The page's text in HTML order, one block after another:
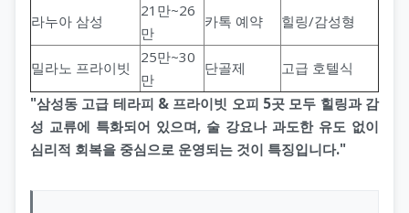
라누아 삼성
21만~26
만
카톡 예약 힐링/감성형
밀라노 프라이빗
25만~30
만
단골제
고급 호텔식
"삼성동 고급 테라피 & 프라이빗 오피 5곳 모두 힐링과 감
성 교류에 특화되어 있으며, 술 강요나 과도한 유도 없이
심리적 회복을 중심으로 운영되는 것이 특징입니다."